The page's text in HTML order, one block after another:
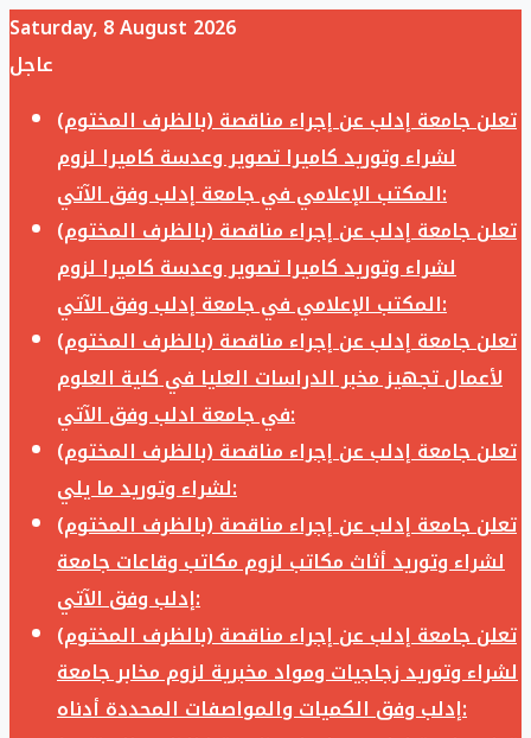
Saturday, 8 August 2026
عاجل
تعلن جامعة إدلب عن إجراء مناقصة (بالظرف المختوم)
لشراء وتوريد كاميرا تصوير وعدسة كاميرا لزوم
المكتب الإعلامي في جامعة إدلب وفق الآتي:
تعلن جامعة إدلب عن إجراء مناقصة (بالظرف المختوم)
لشراء وتوريد كاميرا تصوير وعدسة كاميرا لزوم
المكتب الإعلامي في جامعة إدلب وفق الآتي:
تعلن جامعة إدلب عن إجراء مناقصة (بالظرف المختوم)
لأعمال تجهيز مخبر الدراسات العليا في كلية العلوم
في جامعة ادلب وفق الآتي:
تعلن جامعة إدلب عن إجراء مناقصة (بالظرف المختوم)
لشراء وتوريد ما يلي:
تعلن جامعة إدلب عن إجراء مناقصة (بالظرف المختوم)
لشراء وتوريد أثاث مكاتب لزوم مكاتب وقاعات جامعة
إدلب وفق الآتي:
تعلن جامعة إدلب عن إجراء مناقصة (بالظرف المختوم)
لشراء وتوريد زجاجيات ومواد مخبرية لزوم مخابر جامعة
إدلب وفق الكميات والمواصفات المحددة أدناه: